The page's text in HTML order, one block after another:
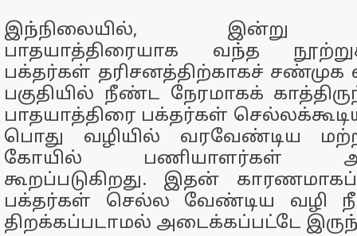
இந்நிலையில், இன்று
பாதயாத்திரையாக வந்த
பக்தர்கள் தரிசனத்திற்காகச்
பகுதியில் நீண்ட நேரமாகக்
பாதயாத்திரை பக்தர்கள்
பொது வழியில் வரவேண்டிய
கோயில் பணியாளர்கள்
கூறப்படுகிறது. இதன்
பக்தர்கள் செல்ல வேண்டிய வழி
திறக்கப்படாமல் அடைக்கப்பட்டே